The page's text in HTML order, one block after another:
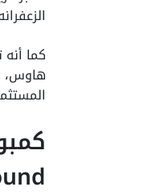
هاوس،